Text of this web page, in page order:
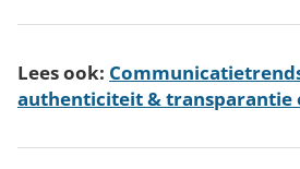
Lees ook:
authenticiteit & transparantie